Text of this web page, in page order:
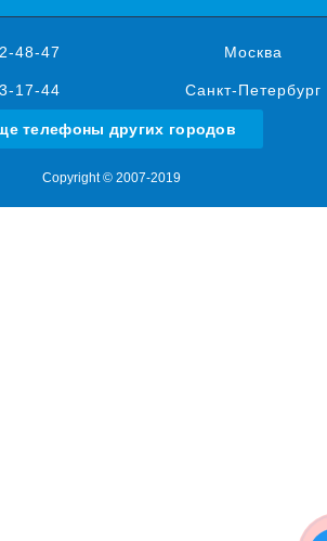
48-47 Москва
17-44 Санкт-Петербург
телефоны других городов
Copyright © 2007-2019